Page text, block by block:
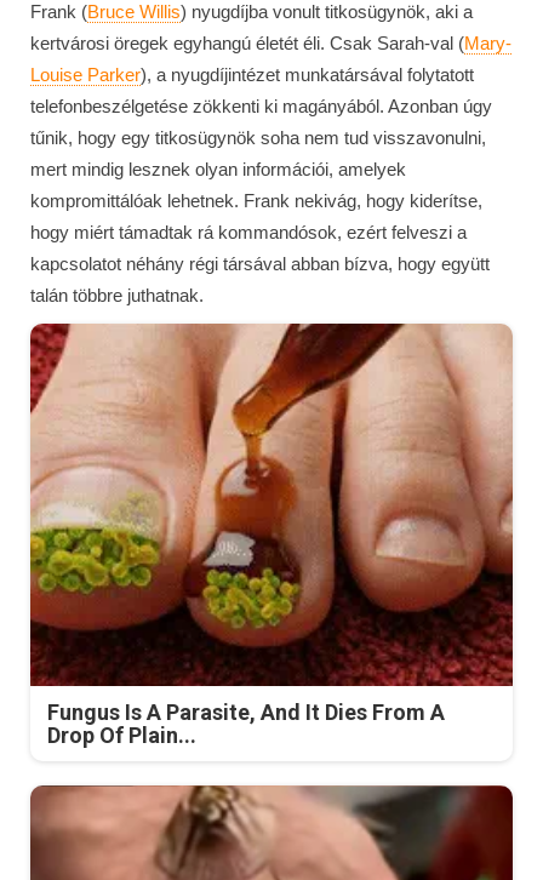
Frank (Bruce Willis) nyugdíjba vonult titkosügynök, aki a
kertvárosi öregek egyhangú életét éli. Csak Sarah-val (Mary-
Louise Parker), a nyugdíjintézet munkatársával folytatott
telefonbeszélgetése zökkenti ki magányából. Azonban úgy
tűnik, hogy egy titkosügynök soha nem tud visszavonulni,
mert mindig lesznek olyan információi, amelyek
kompromittálóak lehetnek. Frank nekivág, hogy kiderítse,
hogy miért támadtak rá kommandósok, ezért felveszi a
kapcsolatot néhány régi társával abban bízva, hogy együtt
talán többre juthatnak.
Fungus Is A Parasite, And It Dies From A
Drop Of Plain...